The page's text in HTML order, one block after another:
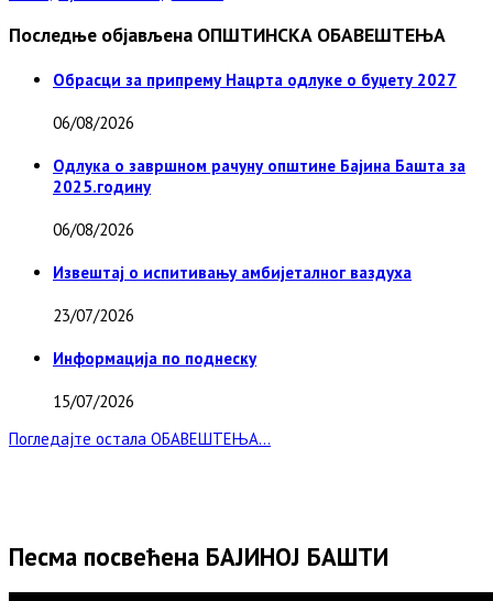
Последње објављена ОПШТИНСКА ОБАВЕШТЕЊА
Обрасци за припрему Нацрта одлуке о буџету 2027
06/08/2026
Одлука о завршном рачуну општине Бајина Башта за
2025.годину
06/08/2026
Извештај о испитивању амбијеталног ваздуха
23/07/2026
Информација по поднеску
15/07/2026
Погледајте остала ОБАВЕШТЕЊА...
Песма посвећена БАЈИНОЈ БАШТИ